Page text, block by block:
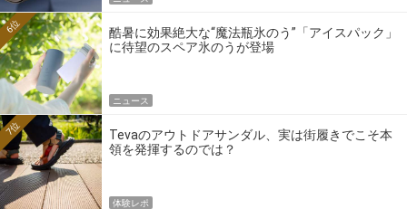
酷暑に効果絶大な“魔法瓶氷のう”「アイスパック」
に待望のスペア氷のうが登場
6位
ニュース
Tevaのアウトドアサンダル、実は街履きでこそ本
領を発揮するのでは？
7位
体験レポ